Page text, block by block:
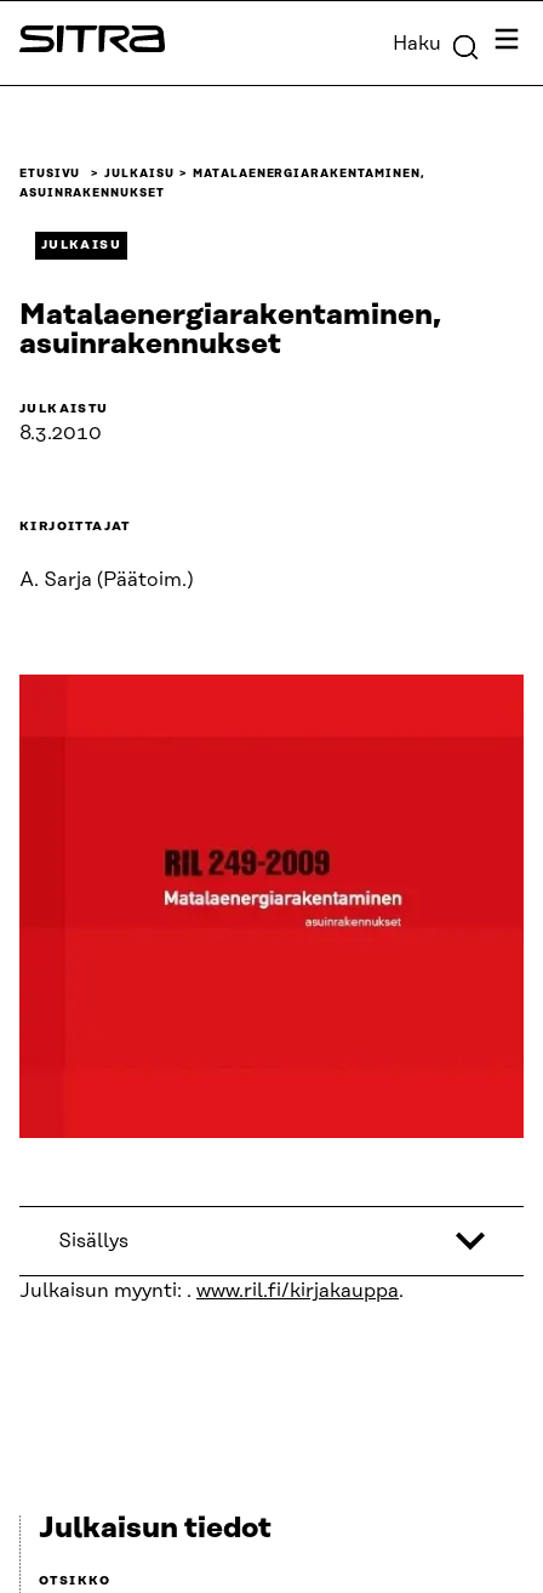
Siirry
suoraan
Sitra Haku
ETUSIVU JULKAISU
MATALAENERGIARAKENTAMINEN,
ASUINRAKENNUKSET
JULKAISU
Matalaenergiarakentaminen,
asuinrakennukset
JULKAISTU
8.3.2010
KIRJOITTAJAT
A. Sarja (Päätoim.)
Sisällys
Julkaisun myynti: . www.ril.fi/kirjakauppa.
Julkaisun tiedot
OTSIKKO